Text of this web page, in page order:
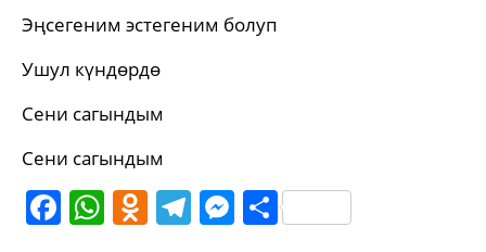
Эңсегеним эстегеним болуп
Ушул күндөрдө
Сени сагындым
Сени сагындым
Facebook
WhatsApp
Odnoklassniki
Telegram
Messenger
Share